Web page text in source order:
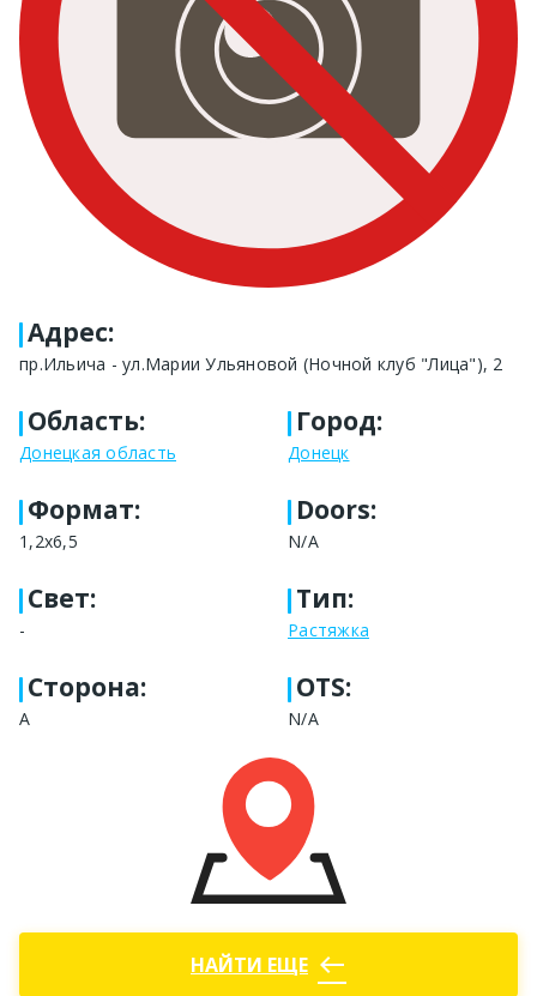
Адрес:
пр.Ильича - ул.Марии Ульяновой (Ночной клуб "Лица"), 2
Область:
Донецкая область
Город:
Донецк
Формат:
1,2x6,5
Doors:
N/A
Свет:
-
Тип:
Растяжка
Сторона:
А
OTS:
N/A
НАЙТИ ЕЩЕ west